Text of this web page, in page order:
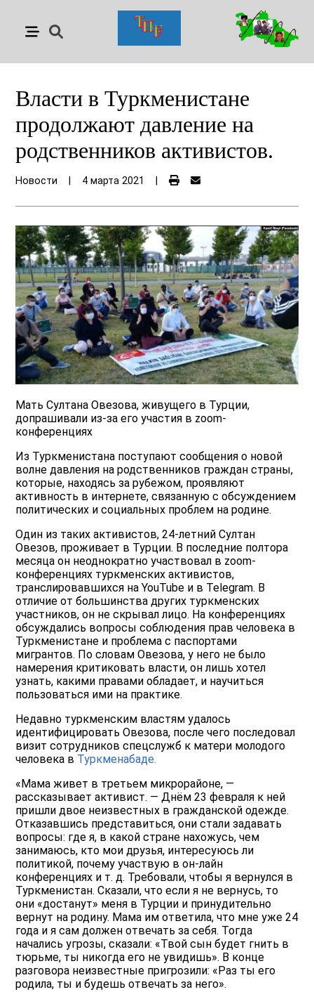
Власти в Туркменистане
продолжают давление на
родственников активистов.
Новости 4 марта 2021
Мать Султана Овезова, живущего в Турции,
допрашивали из-за его участия в zoom-
конференциях
Из Туркменистана поступают сообщения о новой
волне давления на родственников граждан страны,
которые, находясь за рубежом, проявляют
активность в интернете, связанную с обсуждением
политических и социальных проблем на родине.
Один из таких активистов, 24-летний Султан
Овезов, проживает в Турции. В последние полтора
месяца он неоднократно участвовал в zoom-
конференциях туркменских активистов,
транслировавшихся на YouTube и в Telegram. В
отличие от большинства других туркменских
участников, он не скрывал лицо. На конференциях
обсуждались вопросы соблюдения прав человека в
Туркменистане и проблема с паспортами
мигрантов. По словам Овезова, у него не было
намерения критиковать власти, он лишь хотел
узнать, какими правами обладает, и научиться
пользоваться ими на практике.
Недавно туркменским властям удалось
идентифицировать Овезова, после чего последовал
визит сотрудников спецслужб к матери молодого
человека в Туркменабаде.
«Мама живет в третьем микрорайоне, —
рассказывает активист. — Днём 23 февраля к ней
пришли двое неизвестных в гражданской одежде.
Отказавшись представиться, они стали задавать
вопросы: где я, в какой стране нахожусь, чем
занимаюсь, кто мои друзья, интересуюсь ли
политикой, почему участвую в он-лайн
конференциях и т. д. Требовали, чтобы я вернулся в
Туркменистан. Сказали, что если я не вернусь, то
они «достанут» меня в Турции и принудительно
вернут на родину. Мама им ответила, что мне уже 24
года и я сам должен отвечать за себя. Тогда
начались угрозы, сказали: «Твой сын будет гнить в
тюрьме, ты никогда его не увидишь». В конце
разговора неизвестные пригрозили: «Раз ты его
родила, ты и будешь отвечать за него».